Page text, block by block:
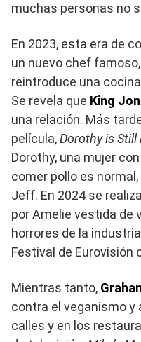
muchas personas no
En 2023, esta era de
un nuevo chef famoso,
reintroduce una
Se revela que King
una relación. Más
película,Dorothy is Still
Dorothy, una mujer
comer pollo es
Jeff. En 2024 se
por Amelie vestida de
horrores de la
Festival de Eurovisión
Mientras tanto,
contra el veganismo y
calles y en los